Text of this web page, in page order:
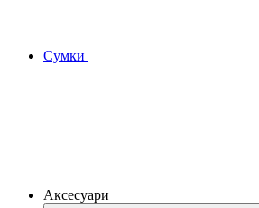
Сумки
Аксесуари